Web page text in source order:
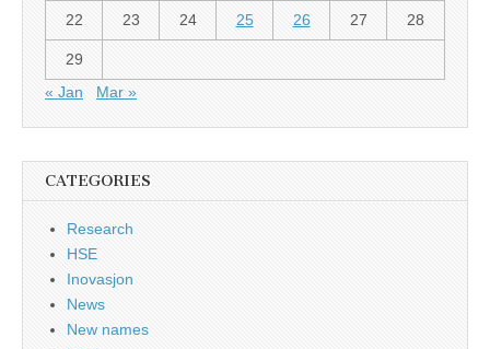
22 23 24 25 26 27 28
29
« Jan
Mar »
CATEGORIES
Research
HSE
Inovasjon
News
New names